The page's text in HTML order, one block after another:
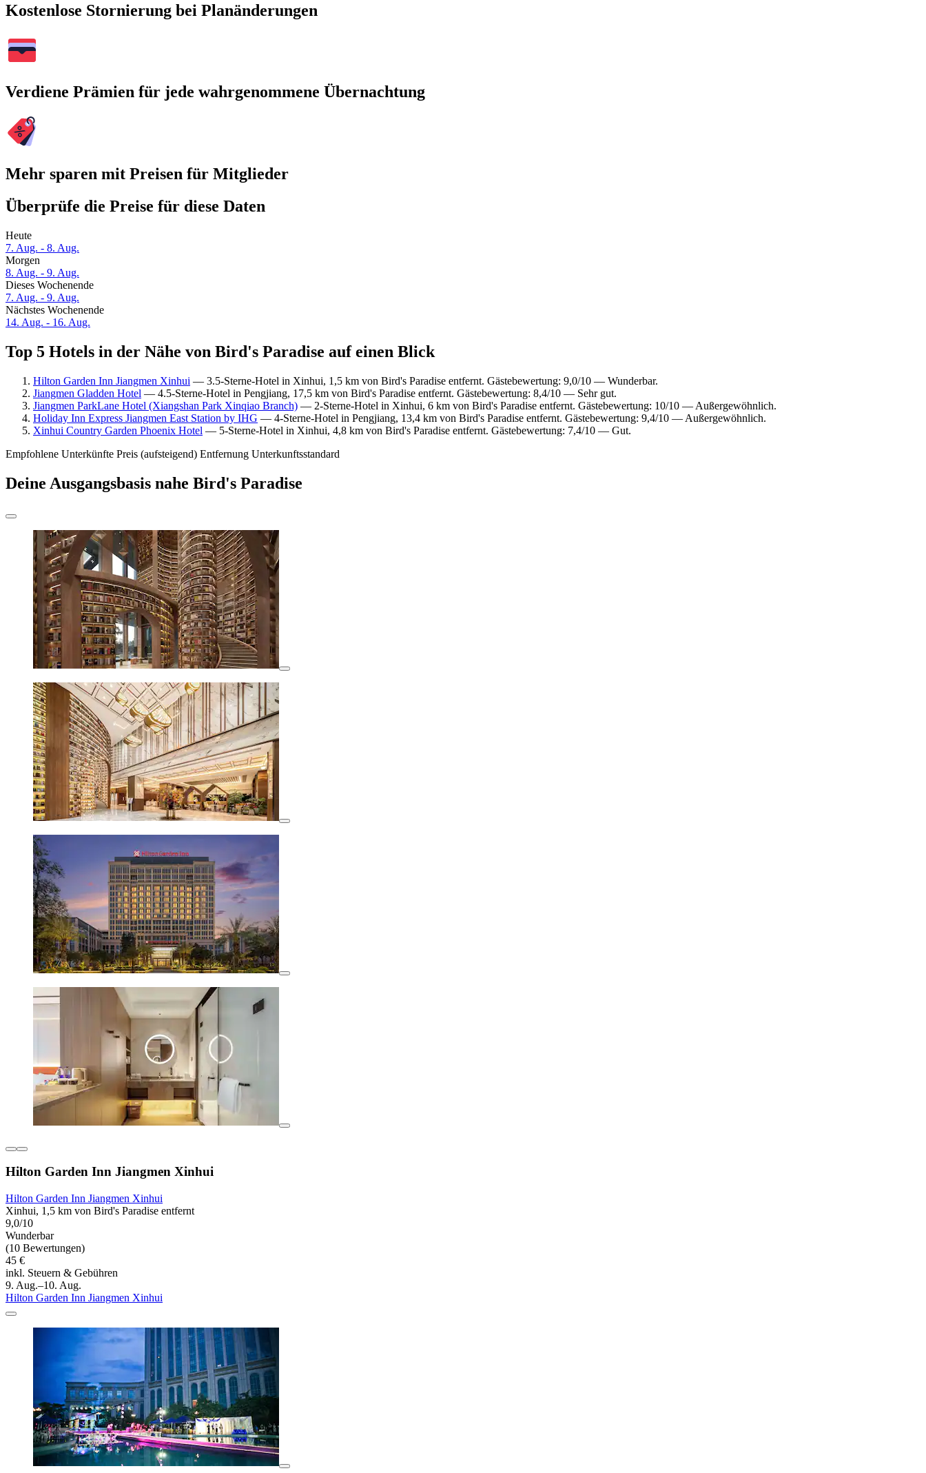
Kostenlose Stornierung bei Planänderungen
Verdiene Prämien für jede wahrgenommene Übernachtung
Mehr sparen mit Preisen für Mitglieder
Überprüfe die Preise für diese Daten
Heute
7. Aug. - 8. Aug.
Morgen
8. Aug. - 9. Aug.
Dieses Wochenende
7. Aug. - 9. Aug.
Nächstes Wochenende
14. Aug. - 16. Aug.
Top 5 Hotels in der Nähe von Bird's Paradise auf einen Blick
Hilton Garden Inn Jiangmen Xinhui — 3.5-Sterne-Hotel in Xinhui, 1,5 km von Bird's Paradise entfernt. Gästebewertung: 9,0/10 — Wunderbar.
Jiangmen Gladden Hotel — 4.5-Sterne-Hotel in Pengjiang, 17,5 km von Bird's Paradise entfernt. Gästebewertung: 8,4/10 — Sehr gut.
Jiangmen ParkLane Hotel (Xiangshan Park Xinqiao Branch) — 2-Sterne-Hotel in Xinhui, 6 km von Bird's Paradise entfernt. Gästebewertung: 10/10 — Außergewöhnlich.
Holiday Inn Express Jiangmen East Station by IHG — 4-Sterne-Hotel in Pengjiang, 13,4 km von Bird's Paradise entfernt. Gästebewertung: 9,4/10 — Außergewöhnlich.
Xinhui Country Garden Phoenix Hotel — 5-Sterne-Hotel in Xinhui, 4,8 km von Bird's Paradise entfernt. Gästebewertung: 7,4/10 — Gut.
Empfohlene Unterkünfte Preis (aufsteigend) Entfernung Unterkunftsstandard
Deine Ausgangsbasis nahe Bird's Paradise
Hilton Garden Inn Jiangmen Xinhui
Hilton Garden Inn Jiangmen Xinhui
Xinhui, 1,5 km von Bird's Paradise entfernt
9,0/10
Wunderbar
(10 Bewertungen)
45 €
inkl. Steuern & Gebühren
9. Aug.–10. Aug.
Hilton Garden Inn Jiangmen Xinhui